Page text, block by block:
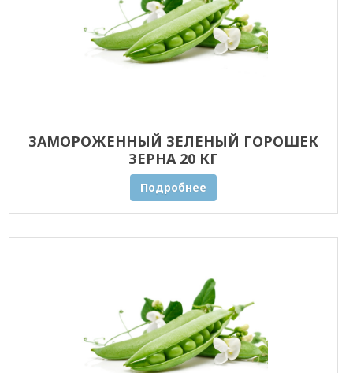
ЗАМОРОЖЕННЫЙ ЗЕЛЕНЫЙ ГОРОШЕК
ЗЕРНА 20 КГ
Подробнее